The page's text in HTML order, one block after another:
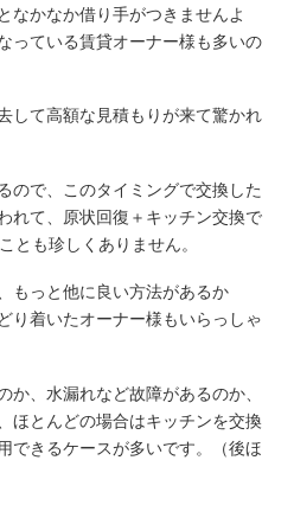
なかなか借り手がつきませんよ
っている賃貸オーナー様も多いの
して高額な見積もりが来て驚かれ
ので、このタイミングで交換した
れて、原状回復＋キッチン交換で
とも珍しくありません。
もっと他に良い方法があるか
り着いたオーナー様もいらっしゃ
か、水漏れなど故障があるのか、
ほとんどの場合はキッチンを交換
できるケースが多いです。（後ほ